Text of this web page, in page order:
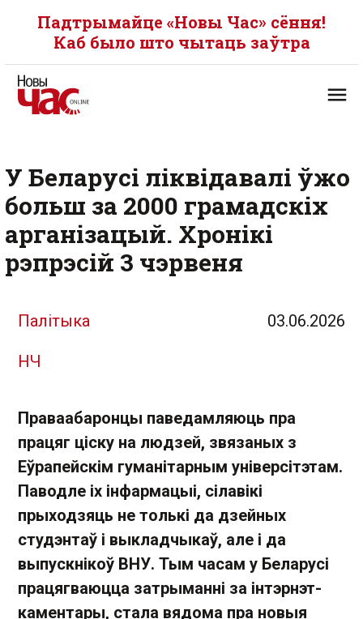
Падтрымайце «Новы Час» сёння!
Каб было што чытаць заўтра
У Беларусі ліквідавалі ўжо
больш за 2000 грамадскіх
арганізацый. Хронікі
рэпрэсій 3 чэрвеня
Палітыка 03.06.2026
НЧ
Праваабаронцы паведамляюць пра
працяг ціску на людзей, звязаных з
Еўрапейскім гуманітарным універсітэтам.
Паводле іх інфармацыі, сілавікі
прыходзяць не толькі да дзейных
студэнтаў і выкладчыкаў, але і да
выпускнікоў ВНУ. Тым часам у Беларусі
працягваюцца затрыманні за інтэрнэт-
каментары, стала вядома пра новыя